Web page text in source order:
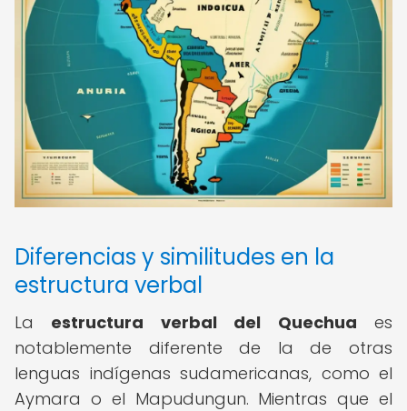
Diferencias y similitudes en la
estructura verbal
La estructura verbal del Quechua es
notablemente diferente de la de otras
lenguas indígenas sudamericanas, como el
Aymara o el Mapudungun. Mientras que el